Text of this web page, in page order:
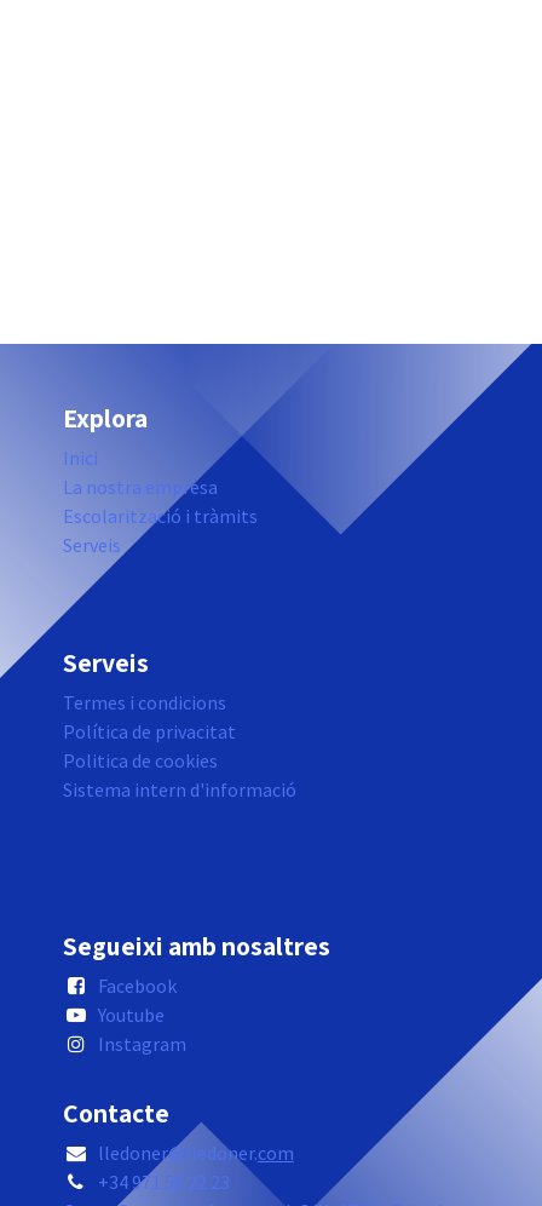
Explora
Inici
La nostra empresa
Escolarització i tràmits
Serveis
Serveis
Termes i condicions
Política de privacitat
Politica de cookies
Sistema intern d'informació
Segueixi amb nosaltres
Facebook
Youtube
Instagram
Contacte
lledoner@lledoner.com
+34 971 58 22 23